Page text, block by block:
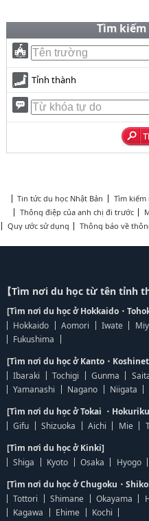
Tìm
Tỉnh thành
Tin tức du học Nhật Bản Tìm
Thông điệp của anh chị đi trước
Quy ước sử dụng
Thông báo về
【Tìm nơi du học từ tên tỉnh
[Tìm nơi du học ở Hokkaido・
Hokkaido
Aomori Iwate
Fukushima
[Tìm nơi du học ở Kanto・
Ibaraki
Tochigi Gunma
Yamanashi
Nagano
Niigata
[Tìm nơi du học ở Tokai ・
Gifu
Shizuoka Aichi Mie
[Tìm nơi du học ở Kinki]
Shiga
Kyoto Osaka Hyogo
[Tìm nơi du học ở Chugoku・
Tottori
Shimane Okayama
Kagawa
Ehime
Kochi